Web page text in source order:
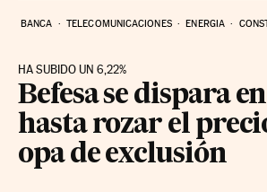
BANCA TELECOMUNICACIONES ENERGIA
HA SUBIDO UN 6,22%
Befesa se dispara
hasta rozar el
opa de exclusión